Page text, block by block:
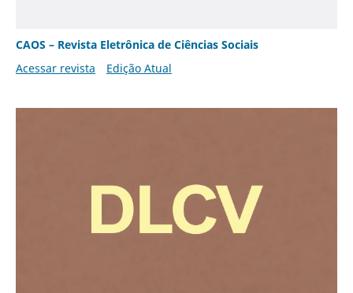
CAOS – Revista Eletrônica de Ciências Sociais
Acessar revista
Edição Atual